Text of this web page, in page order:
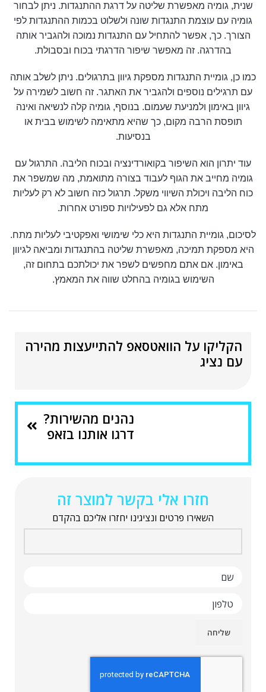
שנית, גומיה מאפשרת שליטה על דרגת ההתנגדות. ניתן לבחור
גומיה עם עוצמת התנגדות שונה ולשלוט בכמות ההתנגדות לפי
הצורך. כך, אפשר להתחיל עם התנגדות נמוכה ולהגביר אותה
בהדרגה. זה מאפשר שיפור הדרגתי בכוח ובסבולת.
כמו כן, גומיית התנגדות מספקת גיוון בתרגולים. ניתן לשלב אותה
עם תרגילים נוספים ולהגביר את האתגר. זה חשוב לשמירה על
גיוון באימון ולמניעת שעמום. בנוסף, גומיה קלה לנשיאה ואינה
תופסת הרבה מקום, כך שהיא מתאימה לשימוש בבית או
בנסיעות.
עוד יתרון הוא השיפור בקואורדינציה ובכוח הליבה. התרגול עם
גומיה מחייב את הגוף לעבוד בצורה מתואמת, מה שמשפר את
כוח הליבה ויכולת השיווי משקל. תרגול כזה חשוב לא רק לעליות
מתח אלא גם לפעילויות ספורט אחרות.
לסיכום, גומיית התנגדות היא כלי שימושי ואפקטיבי לעליות מתח.
היא מספקת תמיכה, מאפשרת שליטה בהתנגדות ומביאה לגיוון
באימון. אם אתם מחפשים לשפר את יכולתכם בתחום זה,
השימוש בגומיה בהחלט שווה את המאמץ.
הקליקו על הוואטסאפ להתייעצות מהירה
עם נציג
נהנים מהשירות?
דרגו אותנו בזאפ
חזרו אלי בקשר למוצר זה
השאירו פרטים ונציגינו יחזרו אליכם בהקדם